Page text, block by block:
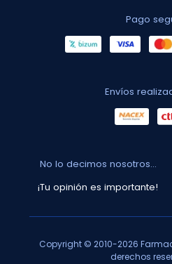
Pago
Envíos
No lo decimos nosotros...
¡Tu opinión es importante!
Copyright © 2010-2026
derechos